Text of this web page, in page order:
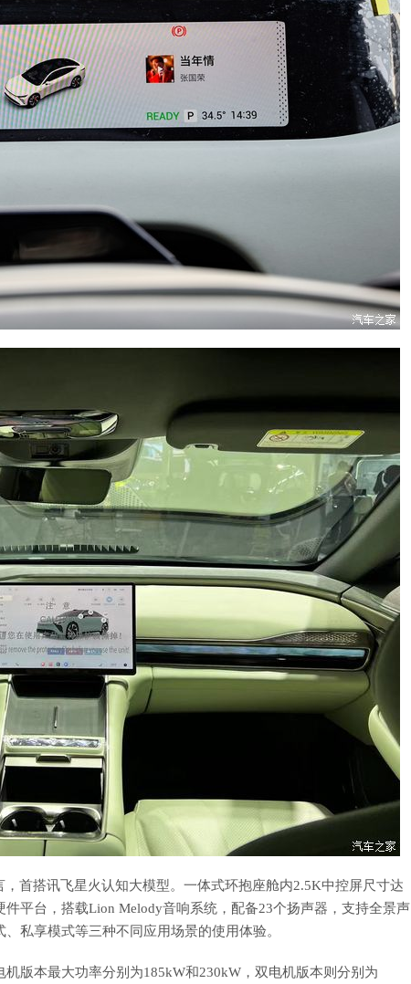
首搭讯飞星火认知大模型。一体式环抱座舱内2.5K中控屏尺寸达
平台，搭载Lion Melody音响系统，配备23个扬声器，支持全景声
私享模式等三种不同应用场景的使用体验。
版本最大功率分别为185kW和230kW，双电机版本则分别为